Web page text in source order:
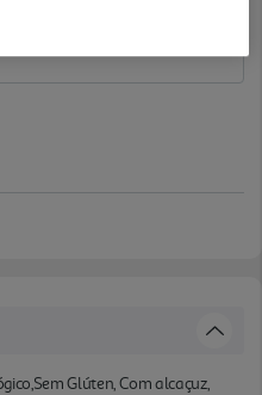
Glúten, Com alcaçuz,